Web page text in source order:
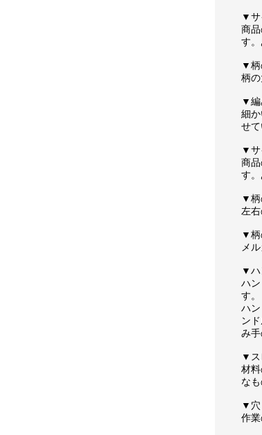
▼サ
商
す。
▼柄
柄
▼編
細
せて
▼サ
商
す。
▼柄
左
▼柄
メ
▼ハ
ハ
す。
ハ
ン
み
▼ス
材
な
▼穴
作